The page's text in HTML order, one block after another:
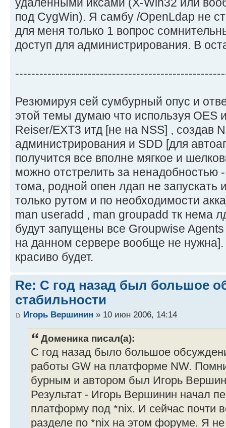
под CygWin). Я самбу /OpenLdap не
для меня только 1 вопрос
доступ для администрирования. В
Резюмируя сей сумбурный опус и
этой темы думаю что используя OES
Reiser/EXT3 итд [не на NSS] , создав
администрирования и SDD [для
получится все вполне мягкое и
можно отстрелить за ненадобностью
тома, родной опен лдап не запускать
только рутом и по необходимости
man useradd , man groupadd тк нема
будут запущены все Groupwise
на данном сервере вообще не
красиво будет.
Re: С год назад был большое
стабильности
Игорь Вершинин » 10 июн 2006, 14:14
Доменика писал(а):
С год назад было большое
работы GW на платформе NW.
бурным и автором был Игорь
Результат - Игорь Вершинин начал
платформу под *nix. И сейчас почти
разделе по *nix на этом форуме. Я